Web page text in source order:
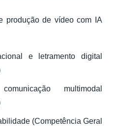
produção de vídeo com IA
e letramento digital
multimodal
(Competência Geral